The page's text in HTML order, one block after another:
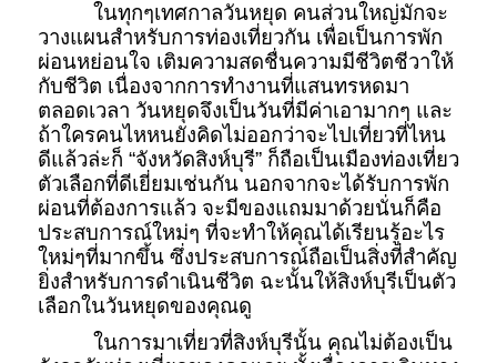
ในทุกๆเทศกาลวันหยุด คนส่วนใหญ่มักจะ
วางแผนสำหรับการท่องเที่ยวกัน เพื่อเป็นการพัก
ผ่อนหย่อนใจ เติมความสดชื่นความมีชีวิตชีวาให้
กับชีวิต เนื่องจากการทำงานที่แสนทรหดมา
ตลอดเวลา วันหยุดจึงเป็นวันที่มีค่าเอามากๆ และ
ถ้าใครคนไหหนยังคิดไม่ออกว่าจะไปเที่ยวที่ไหน
ดีแล้วล่ะก็ “จังหวัดสิงห์บุรี” ก็ถือเป็นเมืองท่องเที่ยว
ตัวเลือกที่ดีเยี่ยมเช่นกัน นอกจากจะได้รับการพัก
ผ่อนที่ต้องการแล้ว จะมีของแถมมาด้วยนั่นก็คือ
ประสบการณ์ใหม่ๆ ที่จะทำให้คุณได้เรียนรู้อะไร
ใหม่ๆที่มากขึ้น ซึ่งประสบการณ์ถือเป็นสิ่งที่สำคัญ
ยิ่งสำหรับการดำเนินชีวิต ฉะนั้นให้สิงห์บุรีเป็นตัว
เลือกในวันหยุดของคุณดู
ในการมาเที่ยวที่สิงห์บุรีนั้น คุณไม่ต้องเป็น